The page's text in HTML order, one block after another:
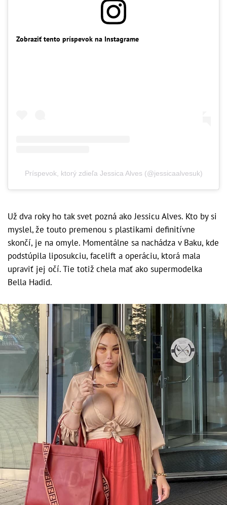
Zobraziť tento príspevok na Instagrame
Príspevok, ktorý zdieľa Jessica Alves (@jessicaalvesuk)
Už dva roky ho tak svet pozná ako Jessicu Alves. Kto by si
myslel, že touto premenou s plastikami definitívne
skončí, je na omyle. Momentálne sa nachádza v Baku, kde
podstúpila liposukciu, facelift a operáciu, ktorá mala
upraviť jej očí. Tie totiž chela mať ako supermodelka
Bella Hadid.